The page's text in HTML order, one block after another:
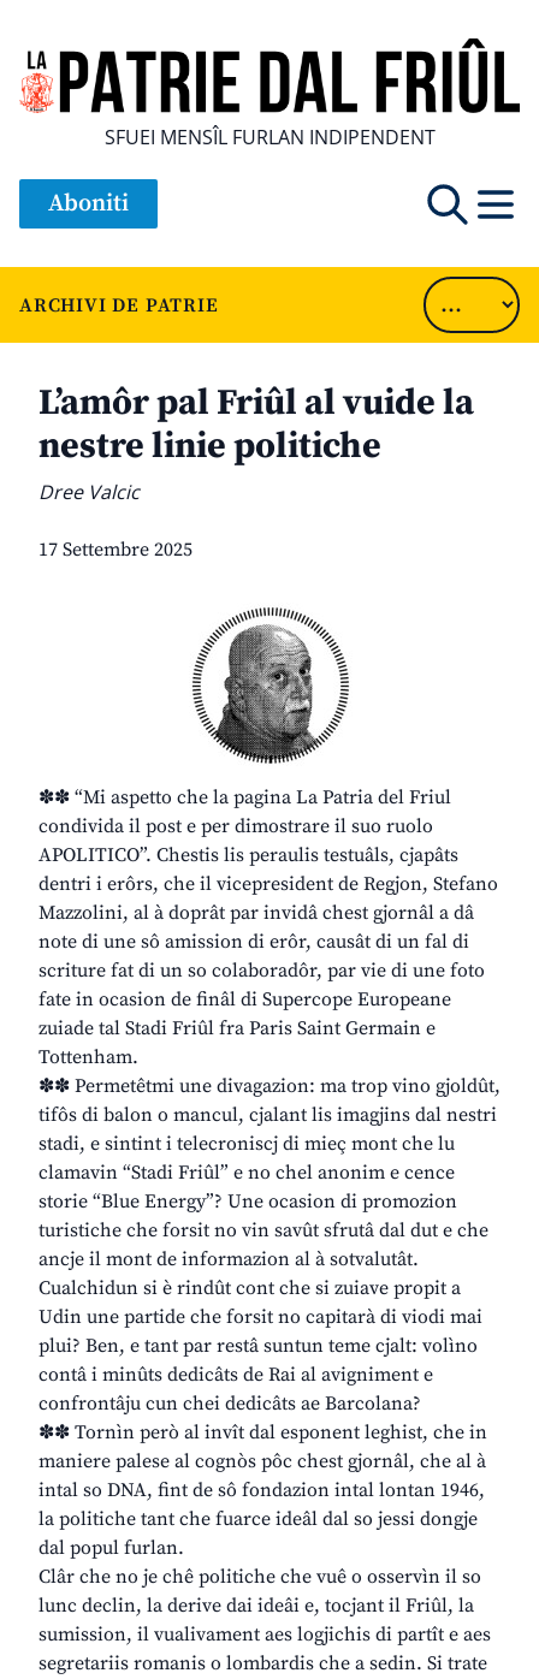
SFUEI MENSÎL FURLAN INDIPENDENT
Aboniti
ARCHIVI DE PATRIE
L’amôr pal Friûl al vuide la
nestre linie politiche
Dree Valcic
17 Settembre 2025
✽✽ “Mi aspetto che la pagina La Patria del Friul
condivida il post e per dimostrare il suo ruolo
APOLITICO”. Chestis lis peraulis testuâls, cjapâts
dentri i erôrs, che il vicepresident de Regjon, Stefano
Mazzolini, al à doprât par invidâ chest gjornâl a dâ
note di une sô amission di erôr, causât di un fal di
scriture fat di un so colaboradôr, par vie di une foto
fate in ocasion de finâl di Supercope Europeane
zuiade tal Stadi Friûl fra Paris Saint Germain e
Tottenham.
✽✽ Permetêtmi une divagazion: ma trop vino gjoldût,
tifôs di balon o mancul, cjalant lis imagjins dal nestri
stadi, e sintint i telecroniscj di mieç mont che lu
clamavin “Stadi Friûl” e no chel anonim e cence
storie “Blue Energy”? Une ocasion di promozion
turistiche che forsit no vin savût sfrutâ dal dut e che
ancje il mont de informazion al à sotvalutât.
Cualchidun si è rindût cont che si zuiave propit a
Udin une partide che forsit no capitarà di viodi mai
plui? Ben, e tant par restâ suntun teme cjalt: volìno
contâ i minûts dedicâts de Rai al avigniment e
confrontâju cun chei dedicâts ae Barcolana?
✽✽ Tornìn però al invît dal esponent leghist, che in
maniere palese al cognòs pôc chest gjornâl, che al à
intal so DNA, fint de sô fondazion intal lontan 1946,
la politiche tant che fuarce ideâl dal so jessi dongje
dal popul furlan.
Clâr che no je chê politiche che vuê o osservìn il so
lunc declin, la derive dai ideâi e, tocjant il Friûl, la
sumission, il vualivament aes logjichis di partît e aes
segretariis romanis o lombardis che a sedin. Si trate